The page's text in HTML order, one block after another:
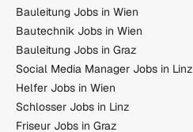
Bauleitung Jobs in Wien
Bautechnik Jobs in Wien
Bauleitung Jobs in Graz
Social Media Manager Jobs in Linz
Helfer Jobs in Wien
Schlosser Jobs in Linz
Friseur Jobs in Graz